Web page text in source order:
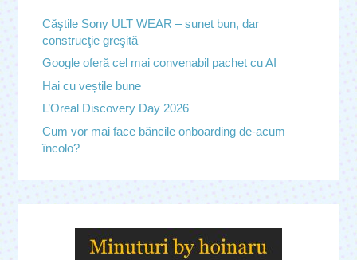
Căştile Sony ULT WEAR – sunet bun, dar
construcţie greşită
Google oferă cel mai convenabil pachet cu AI
Hai cu veștile bune
L’Oreal Discovery Day 2026
Cum vor mai face băncile onboarding de-acum
încolo?